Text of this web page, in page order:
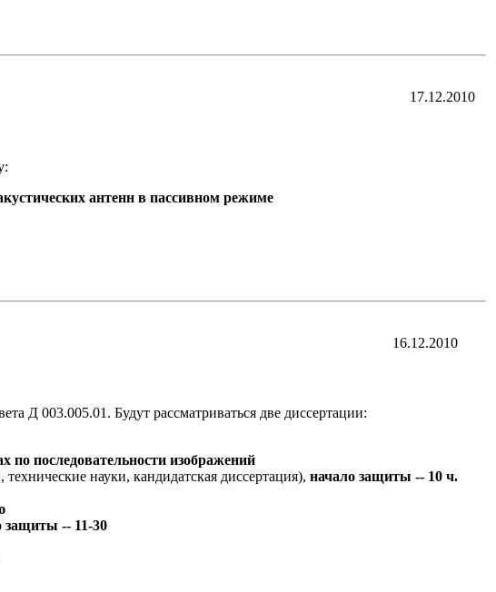
17.12.2010
антенн в пассивном режиме
16.12.2010
Д 003.005.01. Будут рассматриваться две диссертации:
по последовательности изображений
науки, кандидатская диссертация), начало защиты -- 10 ч.
защиты -- 11-30